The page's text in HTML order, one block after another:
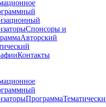
Спонсоры и
Авторский
Контакты
Программа